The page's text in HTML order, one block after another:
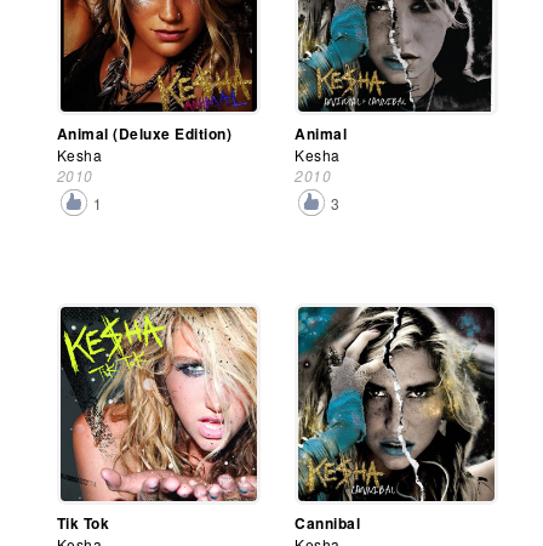
Animal (Deluxe Edition)
Kesha
2010
1
Animal
Kesha
2010
3
Tik Tok Cannibal